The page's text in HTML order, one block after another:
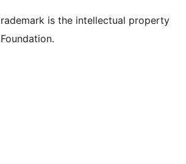
is the intellectual property